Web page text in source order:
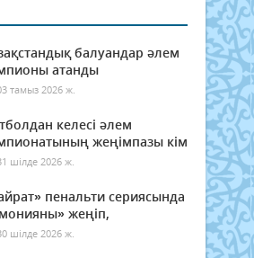
балуандар әлем
атанды
тамыз 2026 ж.
келесі әлем
жеңімпазы кім
шілде 2026 ж.
пенальти сериясында
жеңіп,
шілде 2026 ж.